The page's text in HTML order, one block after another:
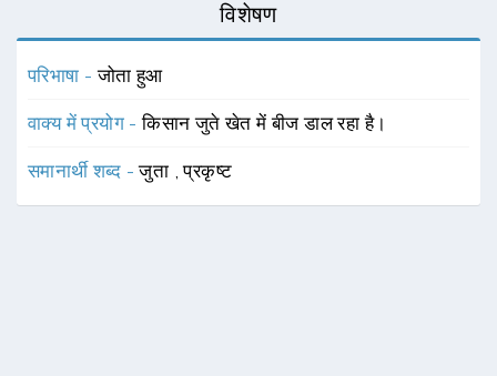
विशेषण
परिभाषा -जोता हुआ
वाक्य में प्रयोग -किसान जुते खेत में बीज डाल रहा है।
समानार्थी शब्द -जुता ,प्रकृष्ट